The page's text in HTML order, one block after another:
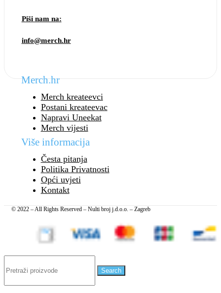
Piši nam na:
info@merch.hr
Merch.hr
Merch kreateevci
Postani kreateevac
Napravi Uneekat
Merch vijesti
Više informacija
Česta pitanja
Politika Privatnosti
Opći uvjeti
Kontakt
© 2022 – All Rights Reserved – Nulti broj j.d.o.o. – Zagreb
Search